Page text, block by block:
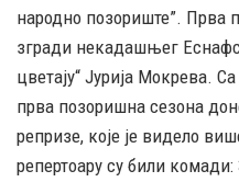
народно позориште”. Прва
згради некадашњег
цветају“ Јурија Мокрева.
прва позоришна сезона
репризе, које је видело
репертоару су били